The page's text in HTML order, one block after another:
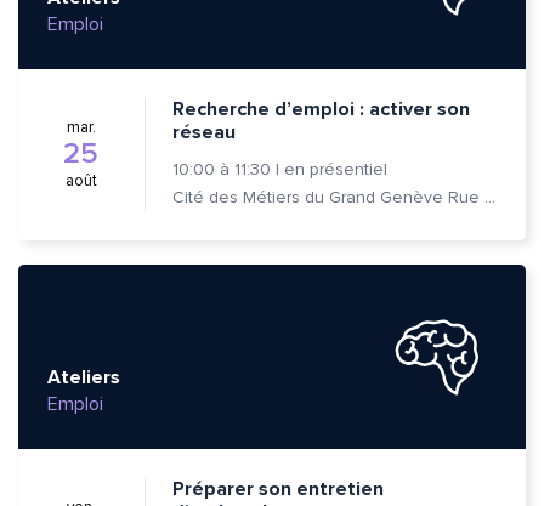
Emploi
mar.
25
août
Recherche d’emploi : activer son
réseau
10:00 à 11:30 | en présentiel
Cité des Métiers du Grand Genève Rue Prévost-Martin 6 1205 Genève
Ateliers
Emploi
Préparer son entretien
Envoyer
Envoyer